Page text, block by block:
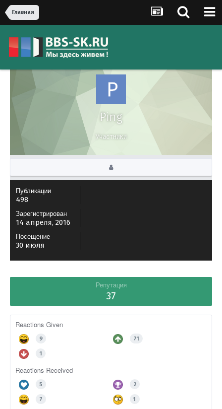
Главная
Ping
Участники
Публикации
498
Зарегистрирован
14 апреля, 2016
Посещение
30 июля
Репутация
37
Reactions Given
9 71
1
Reactions Received
5 2
7 1